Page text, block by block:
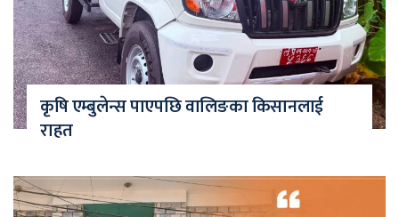
कृषि एम्बुलेन्स पाएपछि वालिङका किसानलाई
राहत